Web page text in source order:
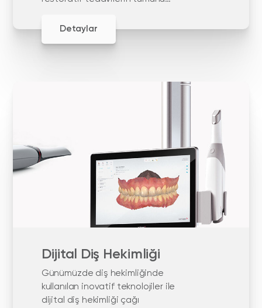
Detaylar
Dijital Diş Hekimliği
Günümüzde diş hekimliğinde
kullanılan inovatif teknolojiler ile
dijital diş hekimliği çağı